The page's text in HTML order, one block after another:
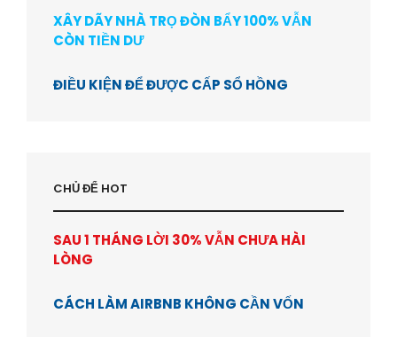
XÂY DÃY NHÀ TRỌ ĐÒN BẨY 100% VẪN
CÒN TIỀN DƯ
ĐIỀU KIỆN ĐỂ ĐƯỢC CẤP SỔ HỒNG
CHỦ ĐỂ HOT
SAU 1 THÁNG LỜI 30% VẪN CHƯA HÀI
LÒNG
CÁCH LÀM AIRBNB KHÔNG CẦN VỐN